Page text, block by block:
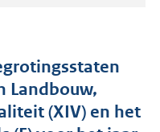
s
g
r
o
Landbouw,
(XIV) en het